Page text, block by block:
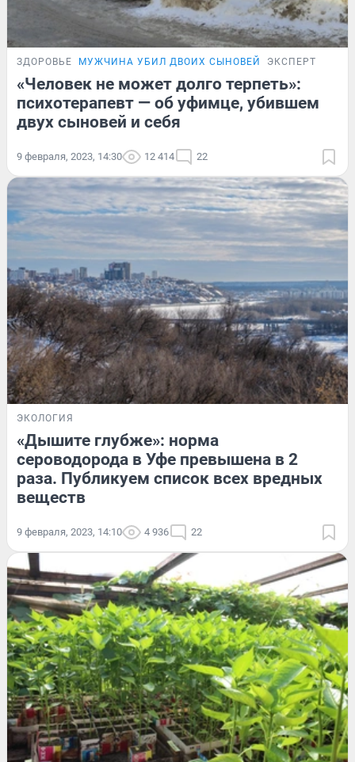
ЗДОРОВЬЕ МУЖЧИНА УБИЛ ДВОИХ СЫНОВЕЙ ЭКСПЕРТ
«Человек не может долго терпеть»:
психотерапевт — об уфимце, убившем
двух сыновей и себя
9 февраля, 2023, 14:30 12 414 22
ЭКОЛОГИЯ
«Дышите глубже»: норма
сероводорода в Уфе превышена в 2
раза. Публикуем список всех вредных
веществ
9 февраля, 2023, 14:10 4 936 22